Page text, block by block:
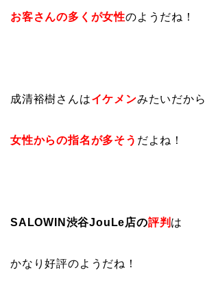
お客さんの多くが女性のようだね！
成清裕樹さんはイケメンみたいだから
女性からの指名が多そう だよね！
SALOWIN渋谷JouLe店の評判 は
かなり好評のようだね！